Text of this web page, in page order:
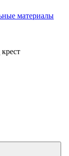
материалы